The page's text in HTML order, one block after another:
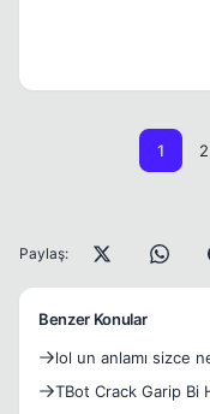
1 2
Paylaş:
Benzer Konular
lol un anlamı sizce
TBot Crack Garip Bi